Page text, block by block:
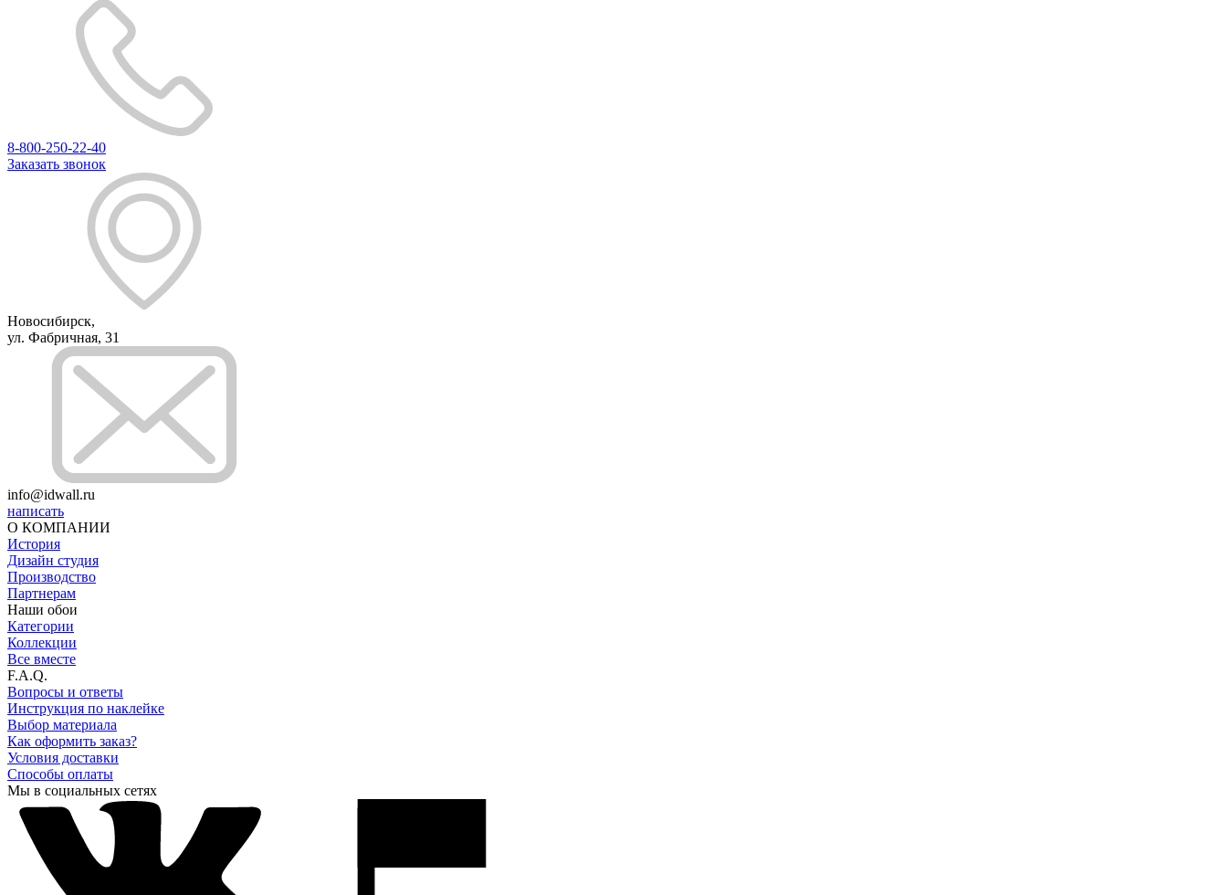
8-800-250-22-40
Заказать звонок
Новосибирск,
ул. Фабричная, 31
info@idwall.ru
написать
О КОМПАНИИ
История
Дизайн студия
Производство
Партнерам
Наши обои
Категории
Коллекции
Все вместе
F.A.Q.
Вопросы и ответы
Инструкция по наклейке
Выбор материала
Как оформить заказ?
Условия доставки
Способы оплаты
Мы в социальных сетях